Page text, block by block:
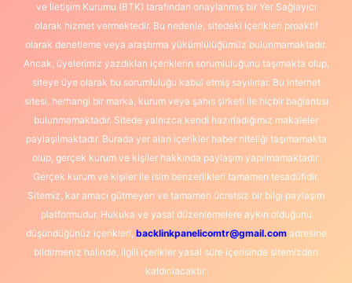
ve İletişim Kurumu (BTK) tarafından onaylanmış bir Yer Sağlayıcı
olarak hizmet vermektedir. Bu nedenle, sitedeki içerikleri proaktif
olarak denetleme veya araştırma yükümlülüğümüz bulunmamaktadır.
Ancak, üyelerimiz yazdıkları içeriklerin sorumluluğunu taşımakta olup,
siteye üye olarak bu sorumluluğu kabul etmiş sayılırlar. Bu internet
sitesi, herhangi bir marka, kurum veya şahıs şirketi ile hiçbir bağlantısı
bulunmamaktadır. Sitede yalnızca kendi hazırladığımız makaleler
paylaşılmaktadır. Burada yer alan içerikler haber niteliği taşımamakta
olup, gerçek kurum ve kişiler hakkında paylaşım yapılmamaktadır.
Gerçek kurum ve kişiler ile isim benzerlikleri tamamen tesadüfidir.
Sitemiz, kar amacı gütmeyen ve tamamen ücretsiz bir bilgi paylaşım
platformudur. Hukuka ve yasal düzenlemelere aykırı olduğunu
düşündüğünüz içerikleri, backlinkpanelicomtr@gmail.comadresine
bildirmeniz halinde, ilgili içerikler yasal süre içerisinde sitemizden
kaldırılacaktır.